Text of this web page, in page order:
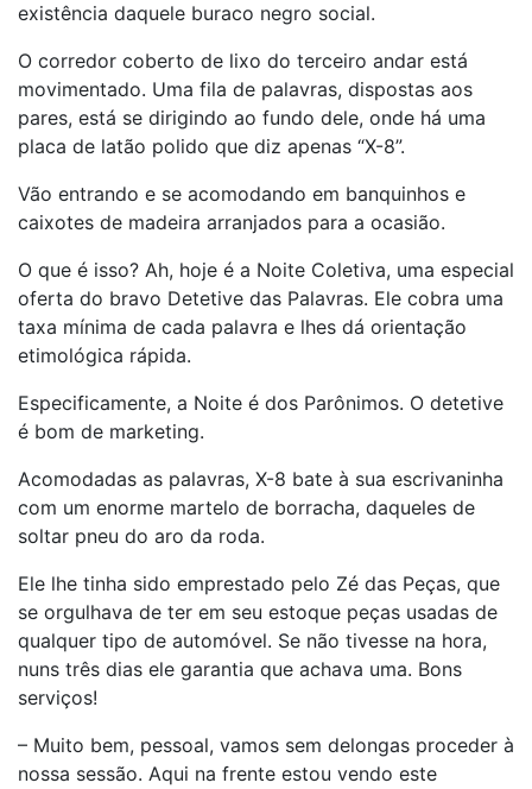
existência daquele buraco negro social.
O corredor coberto de lixo do terceiro andar está
movimentado. Uma fila de palavras, dispostas aos
pares, está se dirigindo ao fundo dele, onde há uma
placa de latão polido que diz apenas “X-8”.
Vão entrando e se acomodando em banquinhos e
caixotes de madeira arranjados para a ocasião.
O que é isso? Ah, hoje é a Noite Coletiva, uma especial
oferta do bravo Detetive das Palavras. Ele cobra uma
taxa mínima de cada palavra e lhes dá orientação
etimológica rápida.
Especificamente, a Noite é dos Parônimos. O detetive
é bom de marketing.
Acomodadas as palavras, X-8 bate à sua escrivaninha
com um enorme martelo de borracha, daqueles de
soltar pneu do aro da roda.
Ele lhe tinha sido emprestado pelo Zé das Peças, que
se orgulhava de ter em seu estoque peças usadas de
qualquer tipo de automóvel. Se não tivesse na hora,
nuns três dias ele garantia que achava uma. Bons
serviços!
– Muito bem, pessoal, vamos sem delongas proceder à
nossa sessão. Aqui na frente estou vendo este